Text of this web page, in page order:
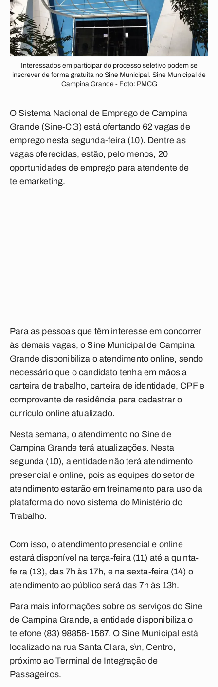
Interessados em participar do processo seletivo podem se
inscrever de forma gratuita no Sine Municipal. Sine Municipal de
Campina Grande - Foto: PMCG
O Sistema Nacional de Emprego de Campina
Grande (Sine-CG) está ofertando 62 vagas de
emprego nesta segunda-feira (10). Dentre as
vagas oferecidas, estão, pelo menos, 20
oportunidades de emprego para atendente de
telemarketing.
Para as pessoas que têm interesse em concorrer
às demais vagas, o Sine Municipal de Campina
Grande disponibiliza o atendimento online, sendo
necessário que o candidato tenha em mãos a
carteira de trabalho, carteira de identidade, CPF e
comprovante de residência para cadastrar o
currículo online atualizado.
Nesta semana, o atendimento no Sine de
Campina Grande terá atualizações. Nesta
segunda (10), a entidade não terá atendimento
presencial e online, pois as equipes do setor de
atendimento estarão em treinamento para uso da
plataforma do novo sistema do Ministério do
Trabalho.
Com isso, o atendimento presencial e online
estará disponível na terça-feira (11) até a quinta-
feira (13), das 7h às 17h, e na sexta-feira (14) o
atendimento ao público será das 7h às 13h.
Para mais informações sobre os serviços do Sine
de Campina Grande, a entidade disponibiliza o
telefone (83) 98856-1567. O Sine Municipal está
localizado na rua Santa Clara, s\n, Centro,
próximo ao Terminal de Integração de
Passageiros.